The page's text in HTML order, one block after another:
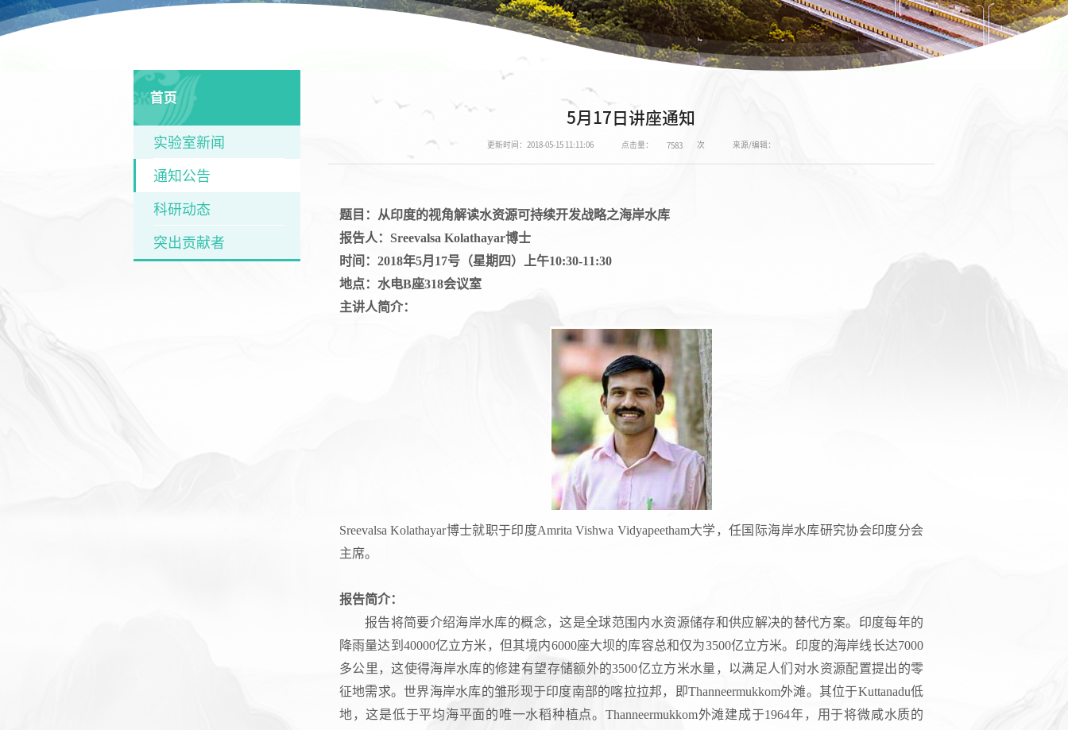
首页
实验室新闻
通知公告
科研动态
突出贡献者
5月17日讲座通知
更新时间：2018-05-15 11:11:06 点击量： 7583 次 来源/编辑：
题目 ：从印度的视角解读水资源可持续开发战略之海岸水库
报告人： Sreevalsa Kolathayar博士
时间： 2018年5月 17号（星期四）上午10:30-11:30
地点：水电B座318会议室
主讲人简介：
Sreevalsa Kolathayar博士就职于印度Amrita Vishwa Vidyapeetham大学，任国际海岸水库研究协会印度分会
主席。
报告简介：
报告将简要介绍海岸水库的概念，这是全球范围内水资源储存和供应解决的替代方案。印度每年的
降雨量达到40000亿立方米，但其境内6000座大坝的库容总和仅为3500亿立方米。印度的海岸线长达7000
多公里，这使得海岸水库的修建有望存储额外的3500亿立方米水量，以满足人们对水资源配置提出的零
征地需求。世界海岸水库的雏形现于印度南部的喀拉拉邦，即Thanneermukkom外滩。其位于Kuttanadu低
地，这是低于平均海平面的唯一水稻种植点。Thanneermukkom外滩建成于1964年，用于将微咸水质的